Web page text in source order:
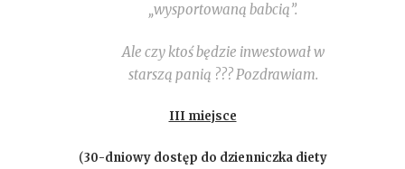
„wysportowaną babcią”.
Ale czy ktoś będzie inwestował w
starszą panią ??? Pozdrawiam.
III miejsce
(30-dniowy dostęp do dzienniczka diety